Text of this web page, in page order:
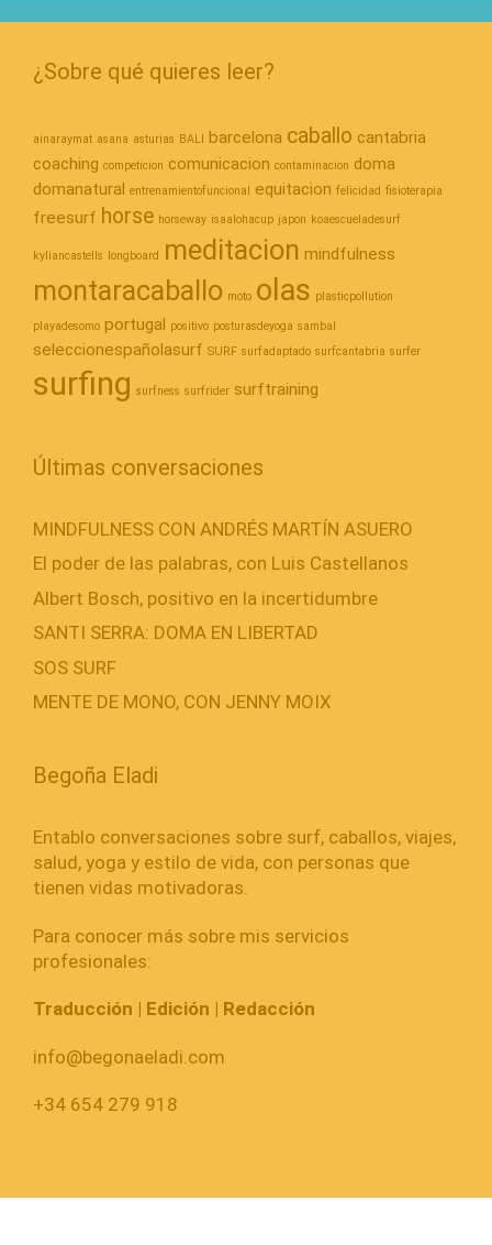
¿Sobre qué quieres leer?
ainaraymat asana asturias BALI barcelona caballo cantabria
coaching competicion comunicacion contaminacion doma
domanatural entrenamientofuncional equitacion felicidad fisioterapia
freesurf horse horseway isaalohacup japon koaescueladesurf
kyliancastells longboard meditacion mindfulness
montaracaballo moto olas plasticpollution
playadesomo portugal positivo posturasdeyoga sambal
seleccionespañolasurf SURF surfadaptado surfcantabria surfer
surfing surfness surfrider surftraining
Últimas conversaciones
MINDFULNESS CON ANDRÉS MARTÍN ASUERO
El poder de las palabras, con Luis Castellanos
Albert Bosch, positivo en la incertidumbre
SANTI SERRA: DOMA EN LIBERTAD
SOS SURF
MENTE DE MONO, CON JENNY MOIX
Begoña Eladi
Entablo conversaciones sobre surf, caballos, viajes,
salud, yoga y estilo de vida, con personas que
tienen vidas motivadoras.
Para conocer más sobre mis servicios
profesionales:
Traducción | Edición | Redacción
info@begonaeladi.com
+34 654 279 918